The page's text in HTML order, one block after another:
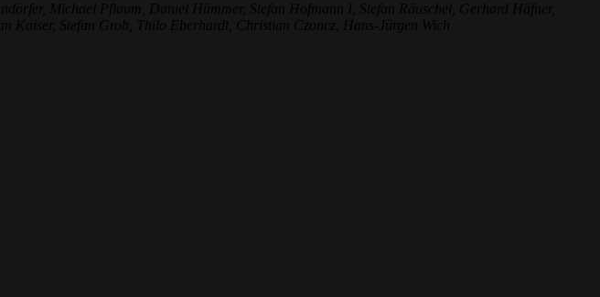
Michael Pflaum, Daniel Hümmer, Stefan Hofmann I, Stefan Räuschel, Gerhard Häfner,
Stefan Groh, Thilo Eberhardt, Christian Czoncz, Hans-Jürgen Wich